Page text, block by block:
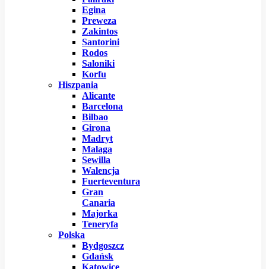
Egina
Preweza
Zakintos
Santorini
Rodos
Saloniki
Korfu
Hiszpania
Alicante
Barcelona
Bilbao
Girona
Madryt
Malaga
Sewilla
Walencja
Fuerteventura
Gran
Canaria
Majorka
Teneryfa
Polska
Bydgoszcz
Gdańsk
Katowice